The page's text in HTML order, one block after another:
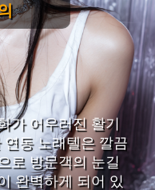
가 어우러진 활기
동 노래텔은 깔끔
로 방문객의 눈길
완벽하게 되어 있